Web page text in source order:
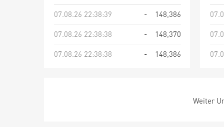
07.08.26 22:38:39
-
148,386
07.08.26 22:38:38
-
148,370
07.08.26 22:38:38
- 148,386
Weiter